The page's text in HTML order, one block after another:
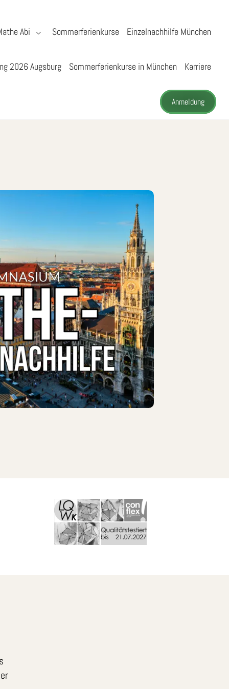
Abi Sommerferienkurse Einzelnachhilfe München
2026 Augsburg Sommerferienkurse in München Karriere
Anmeldung